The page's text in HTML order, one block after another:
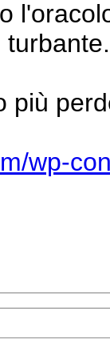
più
wp-